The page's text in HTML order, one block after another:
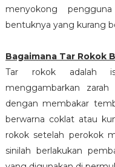
menyokong
bentuknya yang kurang
Bagaimana Tar Rokok
Tar rokok adalah
menggambarkan
dengan membakar
berwarna coklat atau
rokok setelah perokok
sinilah berlakukan